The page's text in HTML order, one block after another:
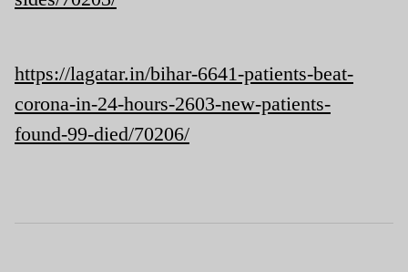
https://lagatar.in/bihar-6641-patients-beat-
corona-in-24-hours-2603-new-patients-
found-99-died/70206/